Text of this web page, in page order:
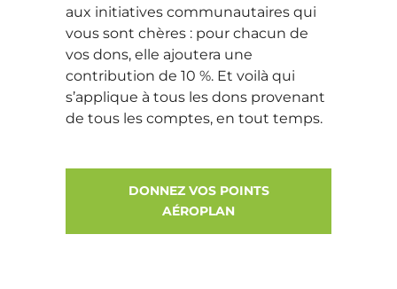
aux initiatives communautaires qui
vous sont chères : pour chacun de
vos dons, elle ajoutera une
contribution de 10 %. Et voilà qui
s’applique à tous les dons provenant
de tous les comptes, en tout temps.
DONNEZ VOS POINTS
AÉROPLAN